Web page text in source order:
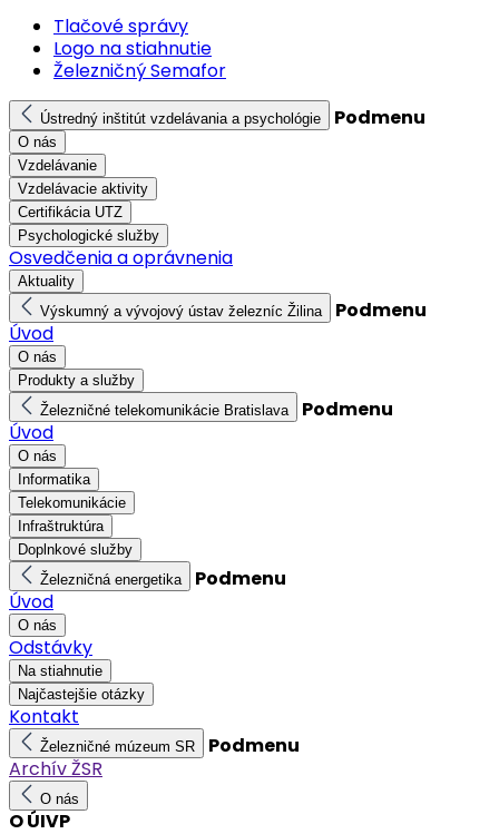
Tlačové správy
Logo na stiahnutie
Železničný Semafor
Ústredný inštitút vzdelávania a psychológie Podmenu
O nás
Vzdelávanie
Vzdelávacie aktivity
Certifikácia UTZ
Psychologické služby
Osvedčenia a oprávnenia
Aktuality
Výskumný a vývojový ústav železníc Žilina
Podmenu
Úvod
O nás
Produkty a služby
Železničné telekomunikácie Bratislava
Podmenu
Úvod
O nás
Informatika
Telekomunikácie
Infraštruktúra
Doplnkové služby
Železničná energetika
Podmenu
Úvod
O nás
Odstávky
Na stiahnutie
Najčastejšie otázky
Kontakt
Železničné múzeum SR
Podmenu
Archív ŽSR
O nás
O ÚIVP